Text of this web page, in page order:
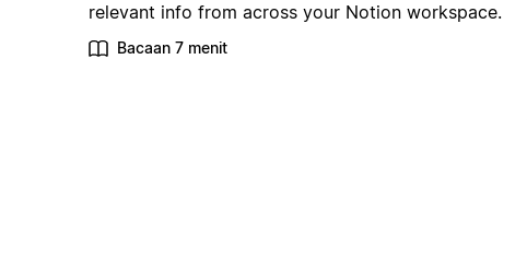
relevant info from across your Notion workspace.
Bacaan 7 menit